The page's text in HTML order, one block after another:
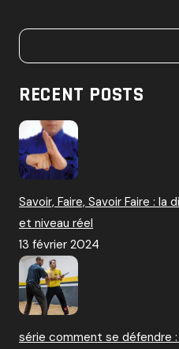
Rechercher
RECENT POSTS
Savoir, Faire, Savoir Faire :
et niveau réel
13 février 2024
série comment se défendre